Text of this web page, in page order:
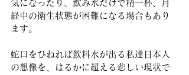
気になったり、飲み水だけで精一杯、月
経中の衛生状態が困難になる場合もあり
ます。
蛇口をひねれば飲料水が出る私達日本人
の想像を、はるかに超える悲しい現状で